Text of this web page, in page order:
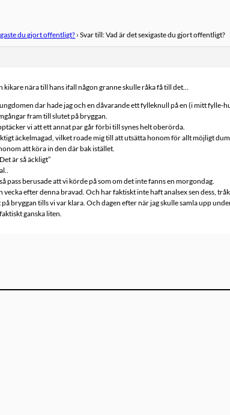
du gjort offentligt? › Svar till: Vad är det sexigaste du gjort offentligt?
kikare nära till hans ifall någon granne skulle råka få till det…
dar hade jag och en dåvarande ett fylleknull på en (i mitt fylle-
fram till slutet på bryggan.
vi att ett annat par går förbi till synes helt oberörda.
äckelmagad, vilket roade mig till att utsätta honom för allt möjligt
att köra in den där bak istället.
är så äckligt”
pass berusade att vi körde på som om det inte fanns en morgondag.
vecka efter denna bravad. Och har faktiskt inte haft analsex sen dess,
bryggan tills vi var klara. Och dagen efter när jag skulle samla upp
ganska liten.